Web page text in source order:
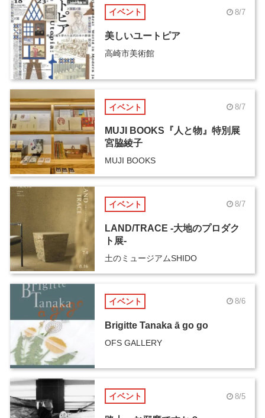
イベント 8/7
美しいユートピア
高崎市美術館
イベント 8/7
MUJI BOOKS『人と物』特別展
宮脇綾子
MUJI BOOKS
イベント 8/7
LAND/TRACE -大地のプロダク
ト展-
土のミュージアムSHIDO
イベント 8/6
Brigitte Tanaka ā go go
OFS GALLERY
イベント 8/5